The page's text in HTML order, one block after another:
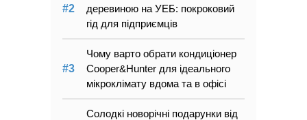
деревиною на УЕБ: покроковий
гід для підприємців
Чому варто обрати кондиціонер
Cooper&Hunter для ідеального
мікроклімату вдома та в офісі
Солодкі новорічні подарунки від